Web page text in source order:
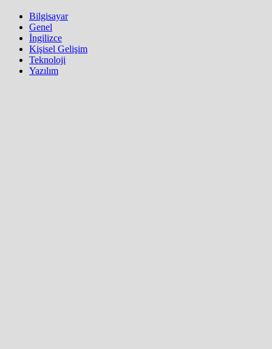
Bilgisayar
Genel
İngilizce
Kişisel Gelişim
Teknoloji
Yazılım